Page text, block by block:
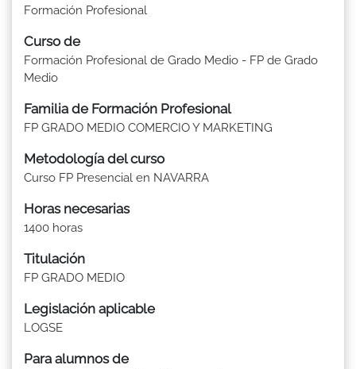
Formación Profesional
Curso de
Formación Profesional de Grado Medio - FP de Grado
Medio
Familia de Formación Profesional
FP GRADO MEDIO COMERCIO Y MARKETING
Metodología del curso
Curso FP Presencial en NAVARRA
Horas necesarias
1400 horas
Titulación
FP GRADO MEDIO
Legislación aplicable
LOGSE
Para alumnos de